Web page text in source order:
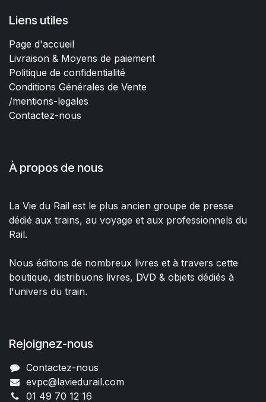
Liens utiles
Page d'accueil
Livraison & Moyens de paiement
Politique de confidentialité
Conditions Générales de Vente
/mentions-legales
Contactez-nous
À propos de nous
La Vie du Rail est le plus ancien groupe de presse
dédié aux trains, au voyage et aux professionnels du
Rail.
Nous éditons de nombreux livres et à travers cette
boutique, distribuons livres, DVD & objets dédiés à
l'univers du train.
Rejoignez-nous
Contactez-nous
evpc@laviedurail.com
01 49 70 12 16